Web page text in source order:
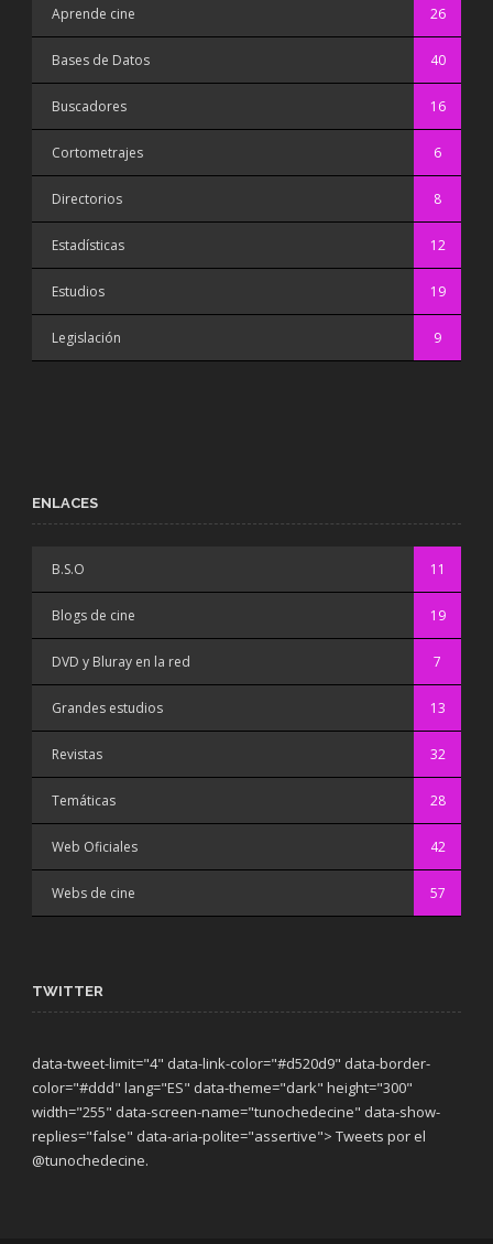
Aprende cine 26
Bases de Datos 40
Buscadores 16
Cortometrajes 6
Directorios 8
Estadísticas 12
Estudios 19
Legislación 9
ENLACES
B.S.O 11
Blogs de cine 19
DVD y Bluray en la red 7
Grandes estudios 13
Revistas 32
Temáticas 28
Web Oficiales 42
Webs de cine 57
TWITTER
data-tweet-limit="4" data-link-color="#d520d9" data-border-
color="#ddd" lang="ES" data-theme="dark" height="300"
width="255" data-screen-name="tunochedecine" data-show-
replies="false" data-aria-polite="assertive"> Tweets por el
@tunochedecine.